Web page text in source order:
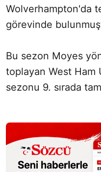
Wolverhampton'da
görevinde
Bu sezon Moyes
toplayan West Ham
sezonu 9. sırada